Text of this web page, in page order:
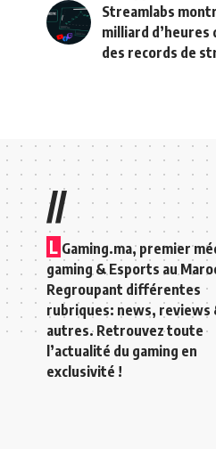
Streamlabs
milliard
des records de
//
L Gaming.ma, premier
gaming & Esports au
Regroupant différentes
rubriques: news, reviews
autres. Retrouvez toute
l’actualité du gaming en
exclusivité !